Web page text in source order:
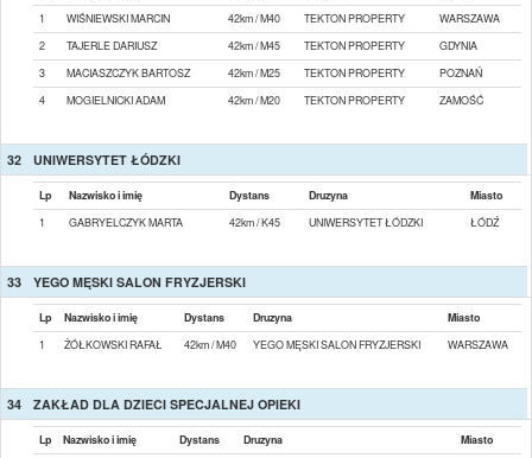
1
WIŚNIEWSKI MARCIN 42km / M40 TEKTON PROPERTY
WARSZAWA
2
TAJERLE DARIUSZ 42km / M45 TEKTON PROPERTY
GDYNIA
3
MACIASZCZYK BARTOSZ 42km / M25 TEKTON PROPERTY
POZNAŃ
4
MOGIELNICKI ADAM 42km / M20 TEKTON PROPERTY ZAMOŚĆ
32 UNIWERSYTET ŁÓDZKI
Lp Nazwisko i imię Dystans Druzyna
Miasto
1
GABRYELCZYK MARTA 42km / K45 UNIWERSYTET ŁÓDZKI ŁÓDŹ
33 YEGO MĘSKI SALON FRYZJERSKI
Lp Nazwisko i imię Dystans Druzyna
Miasto
1
ŻÓŁKOWSKI RAFAŁ 42km / M40 YEGO MĘSKI SALON FRYZJERSKI WARSZAWA
34 ZAKŁAD DLA DZIECI SPECJALNEJ OPIEKI
Lp Nazwisko i imię Dystans Druzyna Miasto